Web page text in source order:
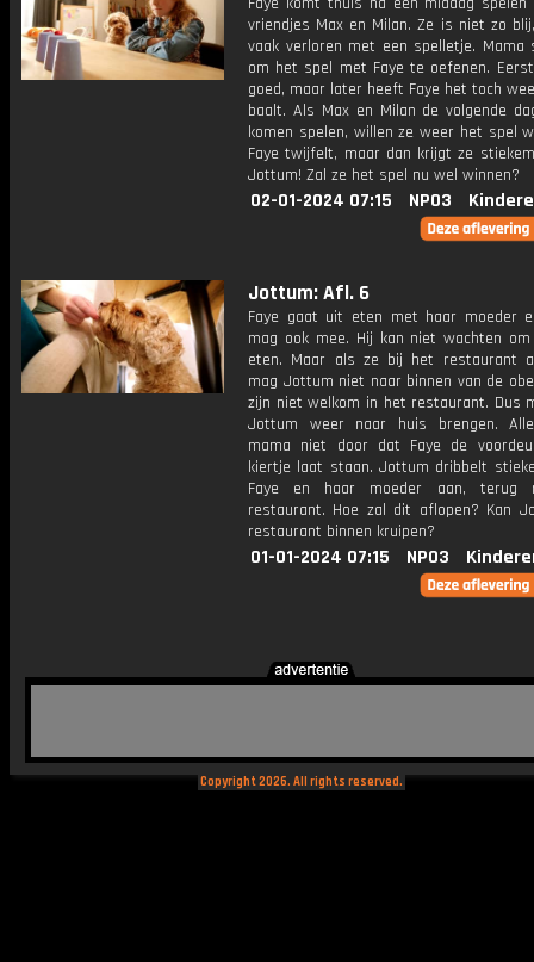
vriendjes Max en Milan. Ze is niet zo
vaak verloren met een spelletje. Mama
om het spel met Faye te oefenen.
goed, maar later heeft Faye het toch
baalt. Als Max en Milan de volgende
komen spelen, willen ze weer het spel
Faye twijfelt, maar dan krijgt ze
Jottum! Zal ze het spel nu wel winnen?
02-01-2024 07:15 NPO3
Jottum: Afl. 6
Faye gaat uit eten met haar moeder
mag ook mee. Hij kan niet wachten
eten. Maar als ze bij het restaurant
mag Jottum niet naar binnen van de
zijn niet welkom in het restaurant. Dus
Jottum weer naar huis brengen.
mama niet door dat Faye de
kiertje laat staan. Jottum dribbelt
Faye en haar moeder aan, terug
restaurant. Hoe zal dit aflopen? Kan
restaurant binnen kruipen?
01-01-2024 07:15 NPO3
Copyright 2026. All rights reserved.